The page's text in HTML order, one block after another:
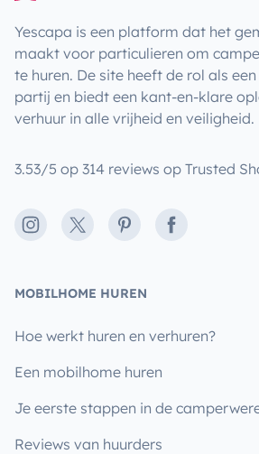
Yescapa is een platform dat het
maakt voor particulieren om
te huren. De site heeft de rol als
partij en biedt een kant-en-klare
verhuur in alle vrijheid en veiligheid.
3.53/5 op 314 reviews op Trusted
Instagram
X PinterestFacebook
MOBILHOME HUREN
Hoe werkt huren en verhuren?
Een mobilhome huren
Je eerste stappen in de
Reviews van huurders